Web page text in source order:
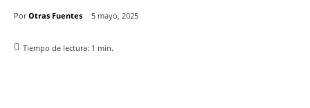
Por Otras Fuentes 5 mayo, 2025
Tiempo de lectura: 1 min.